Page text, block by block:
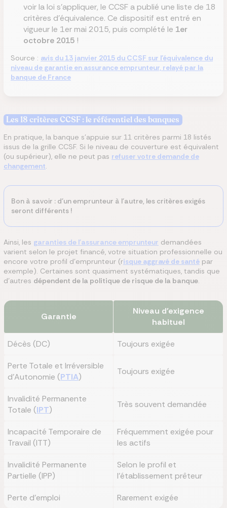
voir la loi s'appliquer, le CCSF a publié une liste de 18
critères d'équivalence. Ce dispositif est entré en
vigueur le 1er mai 2015, puis complété le 1er
octobre 2015!
Source : avis du 13 janvier 2015 du CCSF sur l'équivalence du
niveau de garantie en assurance emprunteur, relayé par la
banque de France
Les 18 critères CCSF : le référentiel des banques
En pratique, la banque s'appuie sur 11 critères parmi 18 listés
issus de la grille CCSF. Si le niveau de couverture est équivalent
(ou supérieur), elle ne peut pas refuser votre demande de
changement.
Bon à savoir : d'un emprunteur à l'autre, les critères exigés
seront différents !
Ainsi, les garanties de l'assurance emprunteur demandées
varient selon le projet financé, votre situation professionnelle ou
encore votre profil d'emprunteur (risque aggravé de santé par
exemple). Certaines sont quasiment systématiques, tandis que
d'autres dépendent de la politique de risque de la banque.
Garantie
Niveau d'exigence
habituel
Décès (DC) Toujours exigée
Perte Totale et Irréversible
d'Autonomie (PTIA)
Toujours exigée
Invalidité Permanente
Totale (IPT)
Très souvent demandée
Incapacité Temporaire de
Travail (ITT)
Fréquemment exigée pour
les actifs
Invalidité Permanente
Partielle (IPP)
Selon le profil et
l'établissement prêteur
Perte d'emploi Rarement exigée